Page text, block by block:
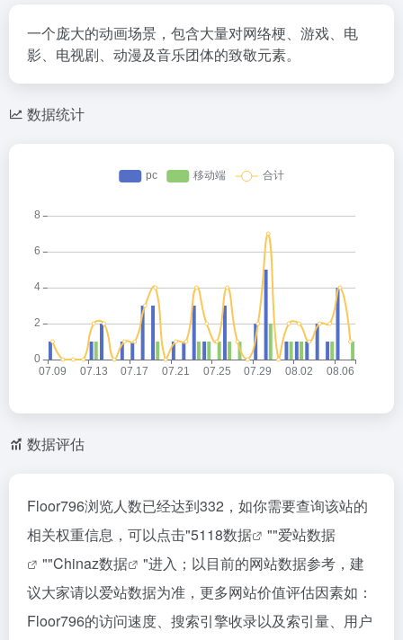
一个庞大的动画场景，包含大量对网络梗、游戏、电
影、电视剧、动漫及音乐团体的致敬元素。
数据统计
数据评估
Floor796浏览人数已经达到332，如你需要查询该站的
相关权重信息，可以点击"5118数据 ""爱站数据
""Chinaz数据
"进入；以目前的网站数据参考，建
议大家请以爱站数据为准，更多网站价值评估因素如：
Floor796的访问速度、搜索引擎收录以及索引量、用户